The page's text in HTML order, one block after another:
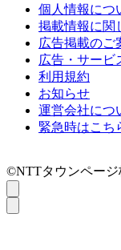
個人情報につ
掲載情報に関
広告掲載のご
広告・サービ
利用規約
お知らせ
運営会社につ
緊急時はこち
©NTTタウンページ